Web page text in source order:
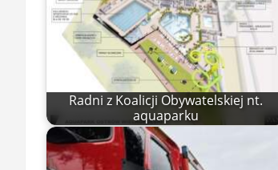
Radni z Koalicji Obywatelskiej nt.
aquaparku